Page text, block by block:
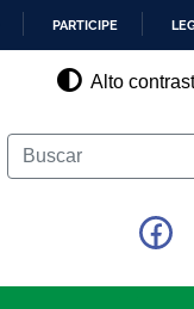
PARTICIPE
Alto